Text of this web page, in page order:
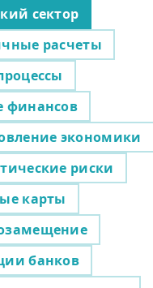
сектор
расчеты
финансов
экономики
риски
карты
банков